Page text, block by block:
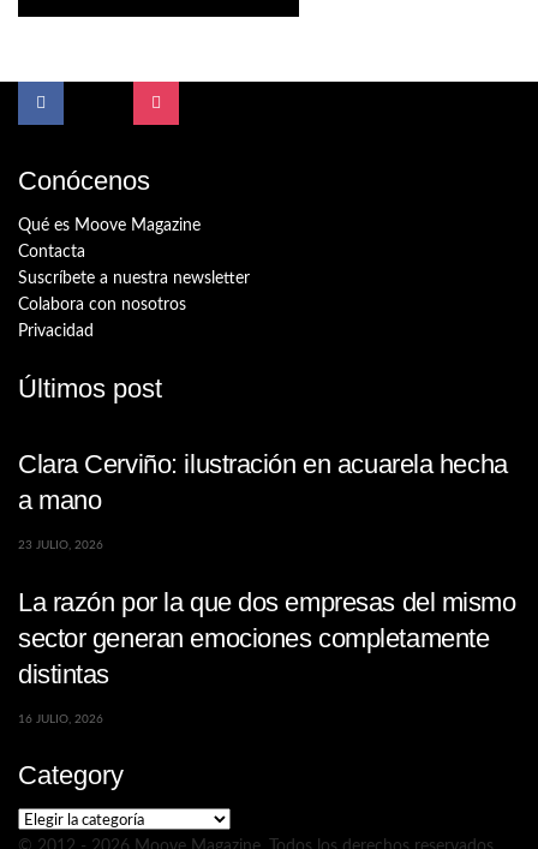
Conócenos
Qué es Moove Magazine
Contacta
Suscríbete a nuestra newsletter
Colabora con nosotros
Privacidad
Últimos post
Clara Cerviño: ilustración en acuarela hecha
a mano
23 JULIO, 2026
La razón por la que dos empresas del mismo
sector generan emociones completamente
distintas
16 JULIO, 2026
Category
Category